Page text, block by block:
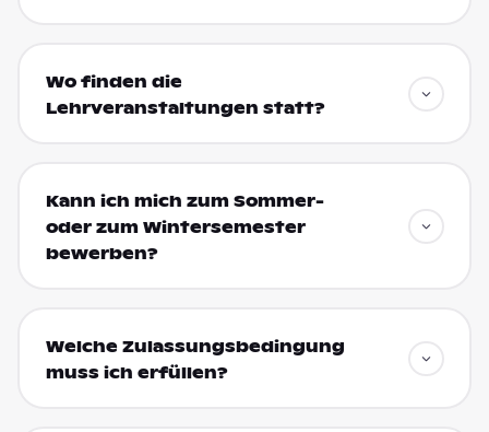
Wo finden die
Lehrveranstaltungen statt?
Kann ich mich zum Sommer-
oder zum Wintersemester
bewerben?
Welche Zulassungsbedingung
muss ich erfüllen?